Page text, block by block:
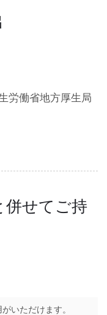
労働省地方厚生局
併せてご持
いただけます。